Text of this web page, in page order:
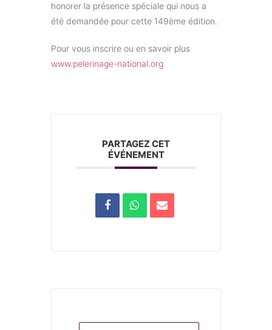
honorer la présence spéciale qui nous a
été demandée pour cette 149ème édition.
Pour vous inscrire ou en savoir plus
www.pelerinage-national.org
PARTAGEZ CET
ÉVÉNEMENT